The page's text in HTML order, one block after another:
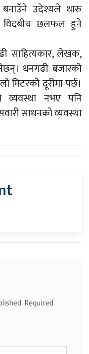
बनाउँने उदेश्यले थारु
विदबीच छलफल हुने
साहित्यकार, लेखक,
धनगढी बजारको
दूरीमा पर्छ।
व्यवस्था नभए पनि
साधनको व्यवस्था
Required